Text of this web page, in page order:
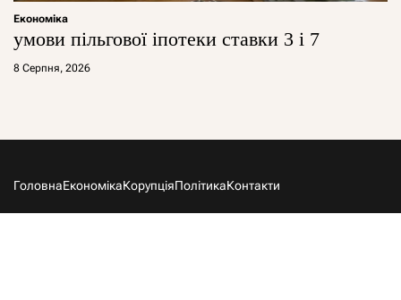
Економіка
умови пільгової іпотеки ставки 3 і 7
8 Серпня, 2026
ГоловнаЕкономікаКорупціяПолітикаКонтакти